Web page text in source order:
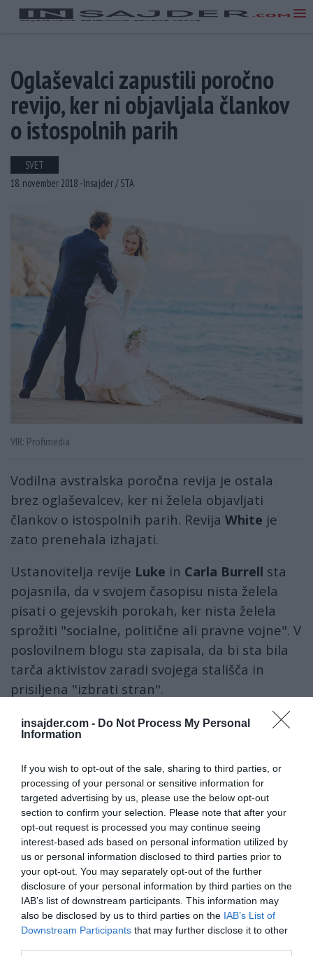
insajder.com - Do Not Process My Personal
Information
If you wish to opt-out of the sale, sharing to third parties, or
processing of your personal or sensitive information for
targeted advertising by us, please use the below opt-out
section to confirm your selection. Please note that after your
opt-out request is processed you may continue seeing
interest-based ads based on personal information utilized by
us or personal information disclosed to third parties prior to
your opt-out. You may separately opt-out of the further
disclosure of your personal information by third parties on the
IAB’s list of downstream participants. This information may
also be disclosed by us to third parties on the IAB’s List of
Downstream Participants that may further disclose it to other
Oglaševalci zapustili poročno
revijo, ker ni objavljala člankov
o istospolnih parih
SVET
18. november 2018 -Insajder /STA
VIR: Profimedia
Vodilna avstralska poročna revija je ostala
brez oglaševalcev, ker ni želela objavljati
člankov o istospolnih parih. Revija White je
zato prenehala izhajati.
Ustanovitelja revije Luke in Carla Burrell sta
pojasnila, da v svojem časopisu nista želela
pisati o gejevskih porokah, ker nista želela
sprožiti "socialne, politične ali pravne vojne". V
poslovilnem blogu sta zapisala, da bi sta bila
tarča aktivistov zaradi svojega stališča in
prisiljena "izbrati stran".
V poslovilnem blogu sta zapisala, da bi
stališča in prisiljena izbrati stran.
Posledično je več oglaševalcev prekinilo
sodelovanje, zaradi česar izdajanje revije po
njunih besedah ni bilo več "ekonomsko
upravičeno", poroča francoska tiskovna
agencija AFP.
Avstralski parlament je lani po desetletju
razprav legaliziral istospolne poroke. Poslanci